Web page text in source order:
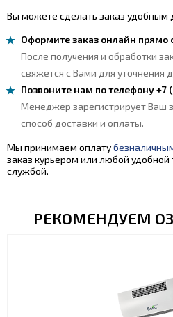
Вы можете сделать заказ удобным
Оформите заказ онлайн прямо
После получения и обработки
свяжется с Вами для уточнения
Позвоните нам по телефону +7
Менеджер зарегистрирует Ваш
способ доставки и оплаты.
Мы принимаем оплату
заказ курьером или любой удобной
службой.
РЕКОМЕНДУЕМ